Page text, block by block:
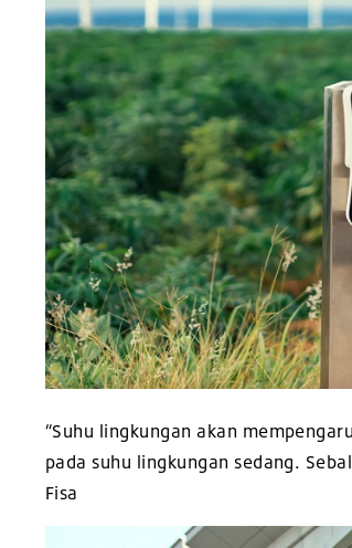
“Suhu lingkungan akan
pada suhu lingkungan sedang.
Fisa